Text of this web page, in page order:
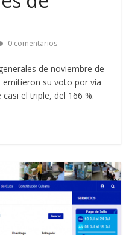
0 comentarios
de noviembre de
emitieron su voto por vía
el triple, del 166 %.